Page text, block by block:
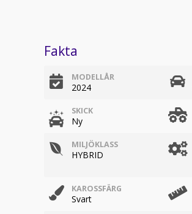
Fakta
MODELLÅR
2024
SKICK
Ny
MILJÖKLASS
HYBRID
KAROSSFÄRG
Svart